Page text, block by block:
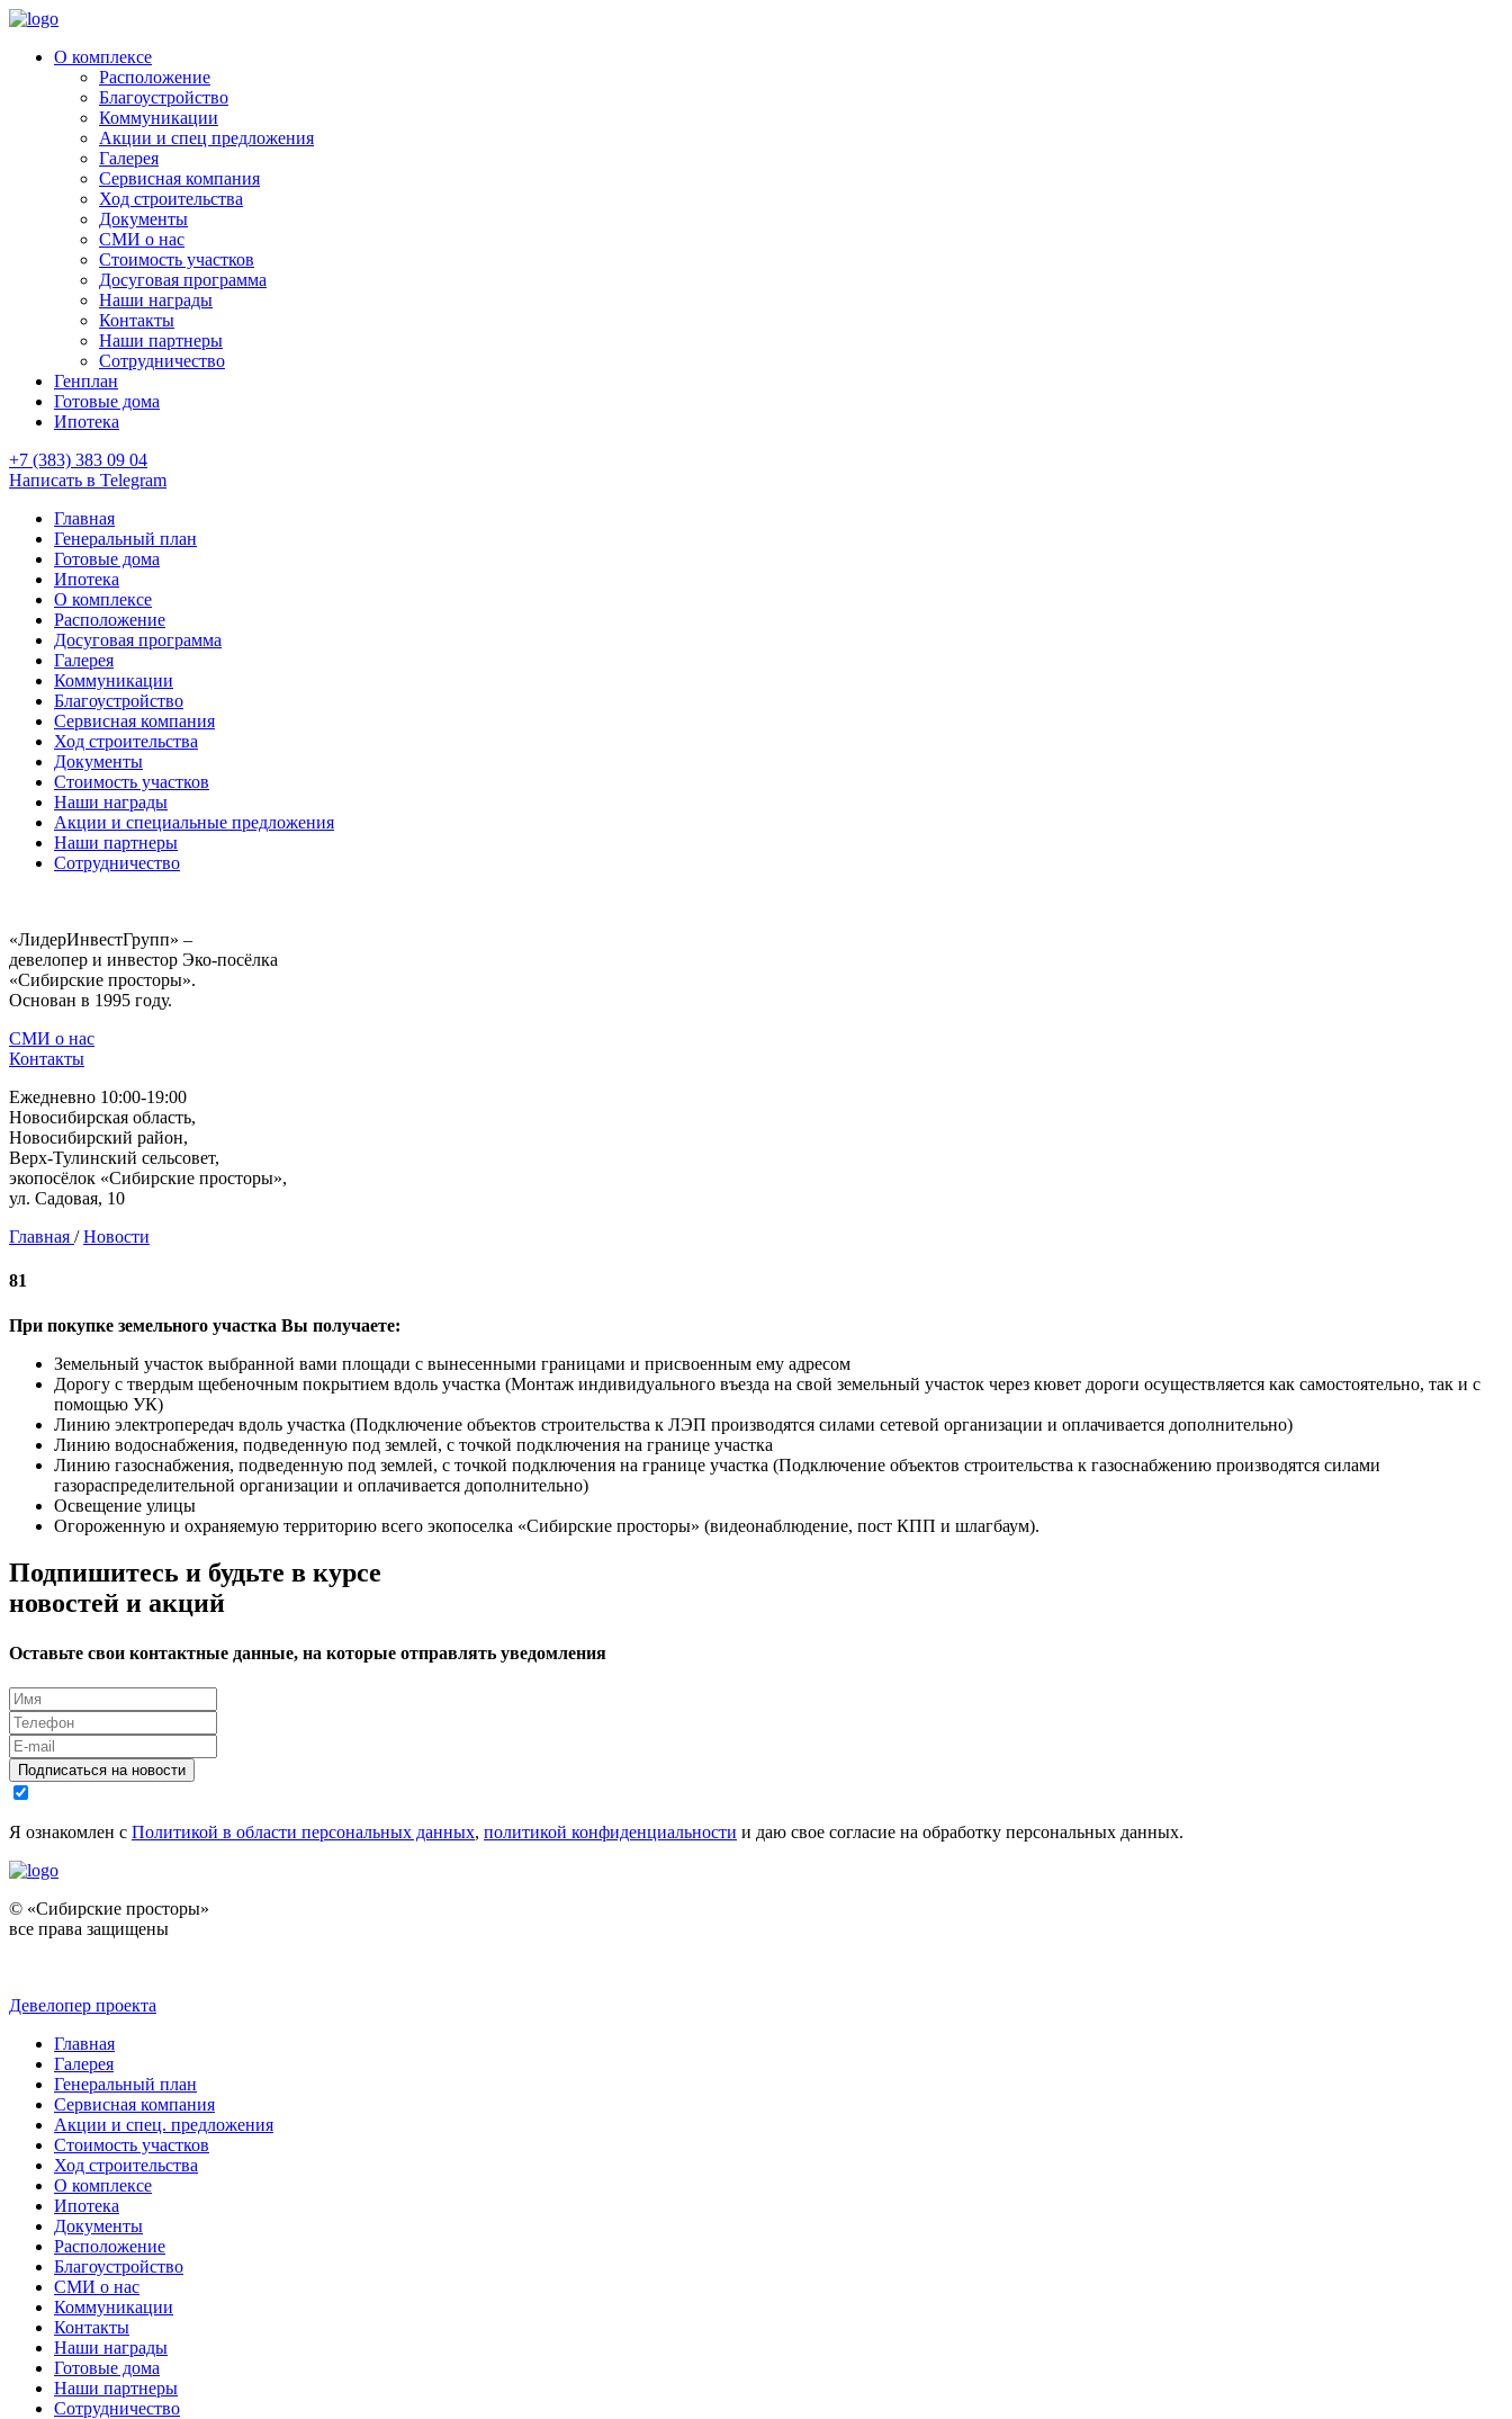
О комплексе
Расположение
Благоустройство
Коммуникации
Акции и спец предложения
Галерея
Сервисная компания
Ход строительства
Документы
СМИ о нас
Стоимость участков
Досуговая программа
Наши награды
Контакты
Наши партнеры
Сотрудничество
Генплан
Готовые дома
Ипотека
+7 (383) 383 09 04
Написать в Telegram
Главная
Генеральный план
Готовые дома
Ипотека
О комплексе
Расположение
Досуговая программа
Галерея
Коммуникации
Благоустройство
Сервисная компания
Ход строительства
Документы
Стоимость участков
Наши награды
Акции и специальные предложения
Наши партнеры
Сотрудничество
«ЛидерИнвестГрупп» –
девелопер и инвестор Эко-посёлка
«Сибирские просторы».
Основан в 1995 году.
СМИ о нас
Контакты
Ежедневно 10:00-19:00
Новосибирская область,
Новосибирский район,
Верх-Тулинский сельсовет,
экопосёлок «Сибирские просторы»,
ул. Садовая, 10
Главная / Новости
81
При покупке земельного участка Вы получаете:
Земельный участок выбранной вами площади с вынесенными границами и присвоенным ему адресом
Дорогу с твердым щебеночным покрытием вдоль участка (Монтаж индивидуального въезда на свой земельный участок через кювет дороги осуществляется как самостоятельно, так и с
помощью УК)
Линию электропередач вдоль участка (Подключение объектов строительства к ЛЭП производятся силами сетевой организации и оплачивается дополнительно)
Линию водоснабжения, подведенную под землей, с точкой подключения на границе участка
Линию газоснабжения, подведенную под землей, с точкой подключения на границе участка (Подключение объектов строительства к газоснабжению производятся силами
газораспределительной организации и оплачивается дополнительно)
Освещение улицы
Огороженную и охраняемую территорию всего экопоселка «Сибирские просторы» (видеонаблюдение, пост КПП и шлагбаум).
Подпишитесь и будьте в курсе
новостей и акций
Оставьте свои контактные данные, на которые отправлять уведомления
Подписаться на новости
Я ознакомлен с Политикой в области персональных данных, политикой конфиденциальности и даю свое согласие на обработку персональных данных.
© «Сибирские просторы»
все права защищены
Девелопер проекта
Главная
Галерея
Генеральный план
Сервисная компания
Акции и спец. предложения
Стоимость участков
Ход строительства
О комплексе
Ипотека
Документы
Расположение
Благоустройство
СМИ о нас
Коммуникации
Контакты
Наши награды
Готовые дома
Наши партнеры
Сотрудничество